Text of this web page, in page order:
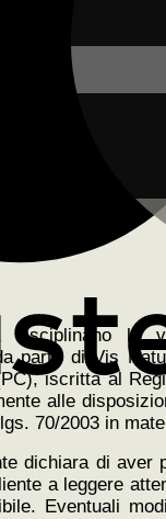
disciplinano
parte di Vis
iscritta al
alle
70/2003 in
dichiara di
a leggere
Eventuali